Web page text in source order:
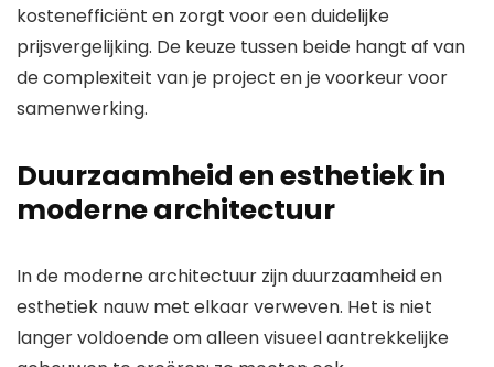
kostenefficiënt en zorgt voor een duidelijke
prijsvergelijking. De keuze tussen beide hangt af van
de complexiteit van je project en je voorkeur voor
samenwerking.
Duurzaamheid en esthetiek in
moderne architectuur
In de moderne architectuur zijn duurzaamheid en
esthetiek nauw met elkaar verweven. Het is niet
langer voldoende om alleen visueel aantrekkelijke